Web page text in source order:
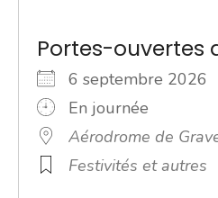
Portes-ouvertes
6 septembre 2026
En journée
Aérodrome de
Festivités et autres